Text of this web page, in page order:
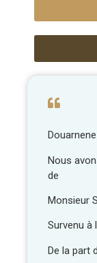
Nous
de
Monsieur
Survenu à
De la part